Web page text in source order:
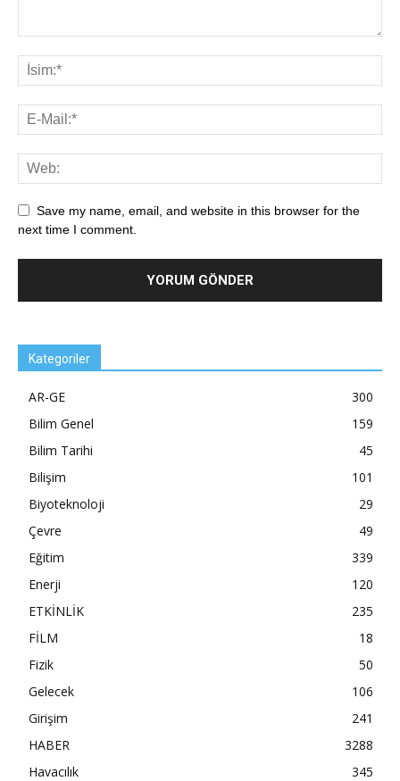
Save my name, email, and website in this browser for the
next time I comment.
Kategoriler
AR-GE
300
Bilim Genel
159
Bilim Tarihi
45
Bilişim
101
Biyoteknoloji
29
Çevre
49
Eğitim
339
Enerji
120
ETKİNLİK
235
FİLM
18
Fizik
50
Gelecek
106
Girişim
241
HABER
3288
Havacılık
345